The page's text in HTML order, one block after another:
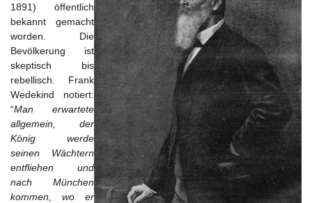
1891) öffentlich
bekannt gemacht
worden. Die
Bevölkerung ist
skeptisch bis
rebellisch. Frank
Wedekind notiert:
“Man erwartete
allgemein, der
König werde
seinen Wächtern
entfliehen und
nach München
kommen, wo er